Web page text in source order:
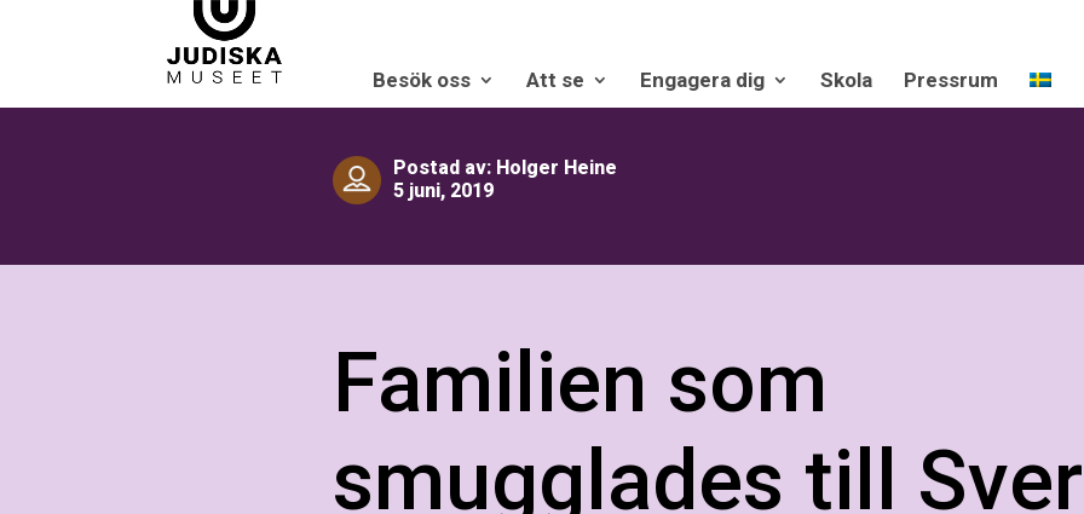
Besök oss Att se Engagera dig Skola Pressrum
Postad av: Holger Heine
5 juni, 2019
Familien som
smugglades till